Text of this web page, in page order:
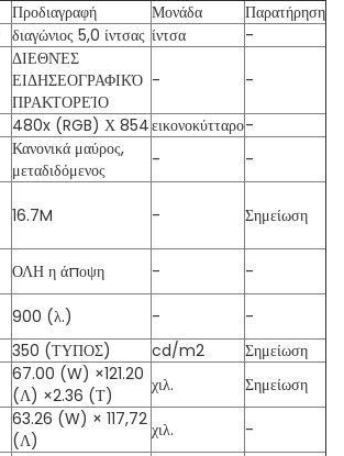
Προδιαγραφή Μονάδα
Παρατήρηση
διαγώνιος 5,0 ίντσας ίντσα -
ΔΙΕΘΝΈΣ
ΕΙΔΗΣΕΟΓΡΑΦΙΚΌ
ΠΡΑΚΤΟΡΕΊΟ
- -
480x (RGB) Χ 854εικονοκύτταρο-
Κανονικά μαύρος,
μεταδιδόμενος
- -
16.7M - Σημείωση
ΟΛΗ η άποψη - -
900 (λ.) -
-
350 (ΤΥΠΟΣ) cd/m2
Σημείωση
67.00 (W) ×121.20
(Λ) ×2.36 (Τ)
χιλ. Σημείωση
63.26 (W) × 117,72
(Λ)
χιλ.
-